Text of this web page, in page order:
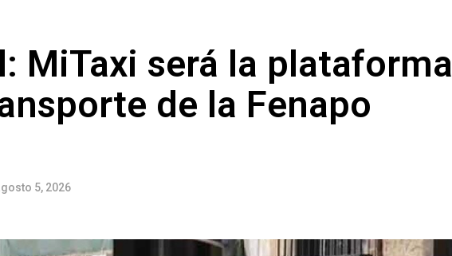
MiTaxi será la plataforma
de la Fenapo
5, 2026